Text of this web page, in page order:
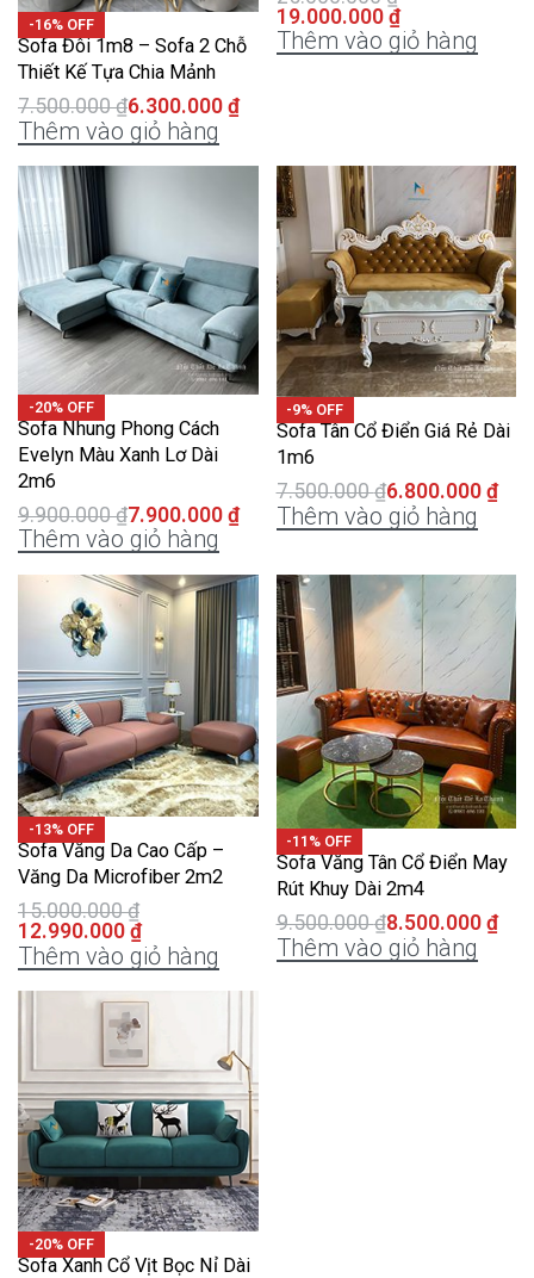
-16% OFF
Sofa Đôi 1m8 – Sofa 2 Chỗ
Thiết Kế Tựa Chia Mảnh
7.500.000₫6.300.000 ₫
Thêm vào giỏ hàng
19.000.000 ₫
Thêm vào giỏ hàng
-20% OFF
Sofa Nhung Phong Cách
Evelyn Màu Xanh Lơ Dài
2m6
9.900.000₫7.900.000 ₫
Thêm vào giỏ hàng
-9% OFF
Sofa Tân Cổ Điển Giá Rẻ Dài
1m6
7.500.000₫6.800.000 ₫
Thêm vào giỏ hàng
-13% OFF
Sofa Văng Da Cao Cấp –
Văng Da Microfiber 2m2
15.000.000₫
12.990.000 ₫
Thêm vào giỏ hàng
-11% OFF
Sofa Văng Tân Cổ Điển May
Rút Khuy Dài 2m4
9.500.000₫8.500.000 ₫
Thêm vào giỏ hàng
-20% OFF
Sofa Xanh Cổ Vịt Bọc Nỉ Dài